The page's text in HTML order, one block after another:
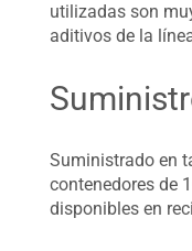
utilizadas son
aditivos de la
Suministrado en
contenedores de
disponibles en